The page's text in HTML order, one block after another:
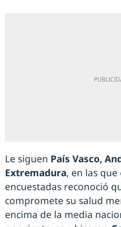
Le siguen País Vasco,
Extremadura, en las que
encuestadas reconoció
compromete su salud
encima de la media